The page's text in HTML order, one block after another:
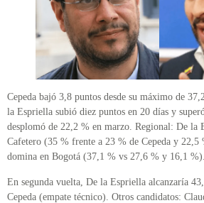
Cepeda bajó 3,8 puntos desde su máximo de
la Espriella subió diez puntos en 20 días y
desplomó de 22,2 % en marzo. Regional: De la
Cafetero (35 % frente a 23 % de Cepeda y 22,5
domina en Bogotá (37,1 % vs 27,6 % y 16,1 %).
En segunda vuelta, De la Espriella alcanzaría
Cepeda (empate técnico). Otros candidatos: